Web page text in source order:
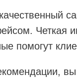
Четкая
помогут